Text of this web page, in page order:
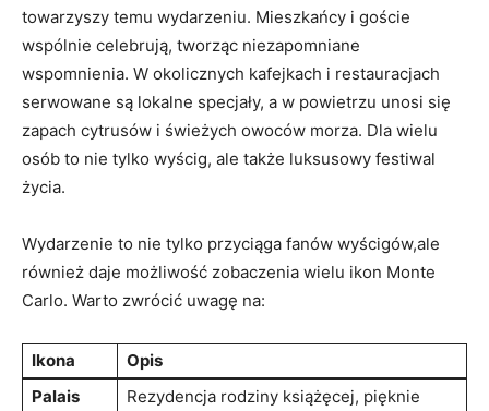
towarzyszy ‌temu wydarzeniu. Mieszkańcy​ i goście
wspólnie ⁣celebrują, tworząc niezapomniane
wspomnienia. W okolicznych kafejkach⁣ i restauracjach
serwowane są lokalne specjały, a w powietrzu ⁤unosi się
zapach cytrusów ‍i‍ świeżych owoców morza. Dla wielu
osób to⁣ nie‌ tylko wyścig, ale także luksusowy ‍festiwal‌
życia.
Wydarzenie to nie tylko przyciąga ‍fanów wyścigów,ale‌
również daje⁣ możliwość zobaczenia wielu ​ikon Monte
Carlo. Warto zwrócić ​uwagę‍ na:
Ikona
Opis
Palais
Rezydencja rodziny książęcej, ⁤pięknie